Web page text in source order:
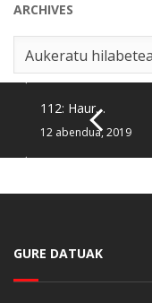
ARCHIVES
Archives
Aukeratu hilabetea
112: Haur…
12 abendua, 2019
GURE DATUAK